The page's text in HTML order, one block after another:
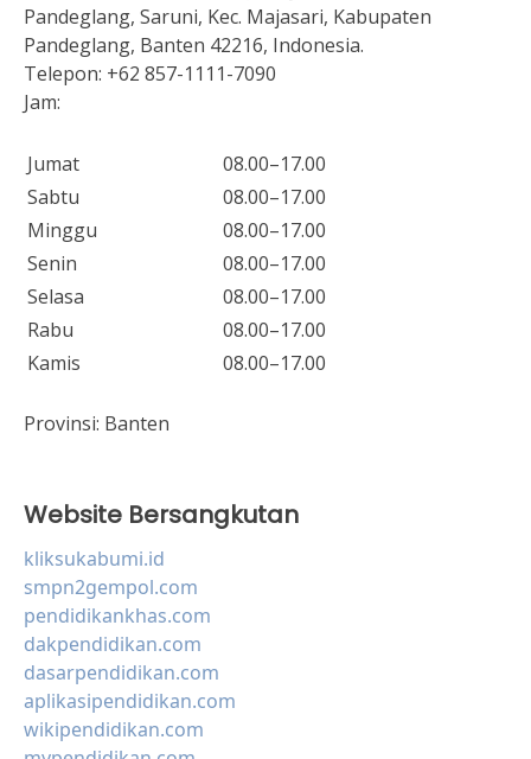
Pandeglang, Saruni, Kec. Majasari, Kabupaten
Pandeglang, Banten 42216, Indonesia.
Telepon: +62 857-1111-7090
Jam:
Jumat
08.00–17.00
Sabtu
08.00–17.00
Minggu
08.00–17.00
Senin
08.00–17.00
Selasa
08.00–17.00
Rabu
08.00–17.00
Kamis
08.00–17.00
Provinsi: Banten
Website Bersangkutan
kliksukabumi.id
smpn2gempol.com
pendidikankhas.com
dakpendidikan.com
dasarpendidikan.com
aplikasipendidikan.com
wikipendidikan.com